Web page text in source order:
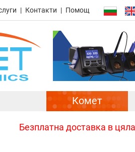
Контакти Помощ
Комет
Безплатна доставка в